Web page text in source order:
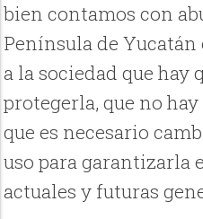
bien contamos con
Península de
a la sociedad que hay
protegerla, que no
que es necesario
uso para garantizarla
actuales y futuras